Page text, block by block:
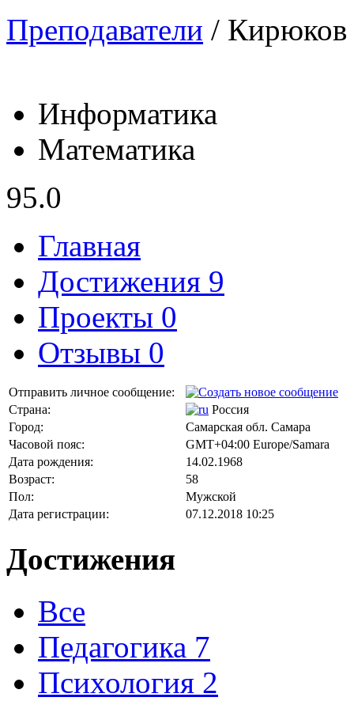
Преподаватели / Кирюков
Информатика
Математика
95.0
Главная
Достижения 9
Проекты 0
Отзывы 0
Отправить личное сообщение:
Страна:
Россия
Город:
Самарская обл. Самара
Часовой пояс:
GMT+04:00 Europe/Samara
Дата рождения:
14.02.1968
Возраст:
58
Пол:
Мужской
Дата регистрации:
07.12.2018 10:25
Достижения
Все
Педагогика 7
Психология 2